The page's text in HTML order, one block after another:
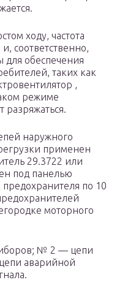
ходу, частота
соответственно,
для обеспечения
таких как
,
режиме
разряжаться.
наружного
применен
29.3722 или
под панелью
по 10
моторного
№ 2 — цепи
аварийной